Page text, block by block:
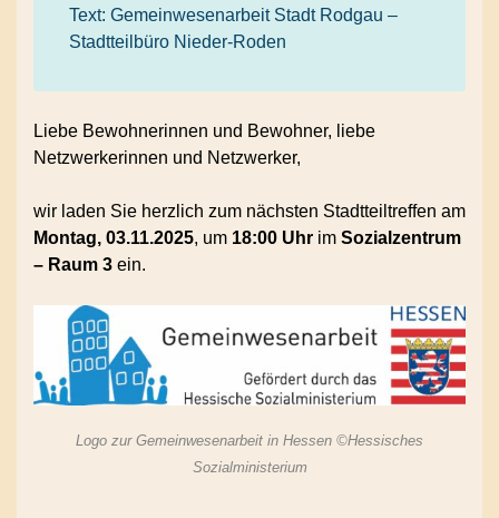
Text: Gemeinwesenarbeit Stadt Rodgau –
Stadtteilbüro Nieder-Roden
Liebe Bewohnerinnen und Bewohner, liebe
Netzwerkerinnen und Netzwerker,
wir laden Sie herzlich zum nächsten Stadtteiltreffen am
Montag, 03.11.2025, um 18:00 Uhr im Sozialzentrum
– Raum 3 ein.
Logo zur Gemeinwesenarbeit in Hessen ©Hessisches
Sozialministerium